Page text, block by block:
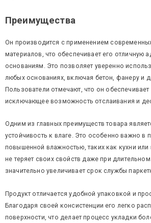
Преимущества
Он производится с применением
материалов, что обеспечивает его отличную
основаниям. Это позволяет уверенно
любых основаниях, включая бетон, фанеру и
Пользователи отмечают, что он
исключающее возможность отслаивания и
Одним из главных преимуществ товара
устойчивость к влаге. Это особенно важно в
повышенной влажностью, таких как кухни
не теряет своих свойств даже при длительном
значительно увеличивает срок службы
Продукт отличается удобной упаковкой и
Благодаря своей консистенции его легко
поверхности, что делает процесс укладки